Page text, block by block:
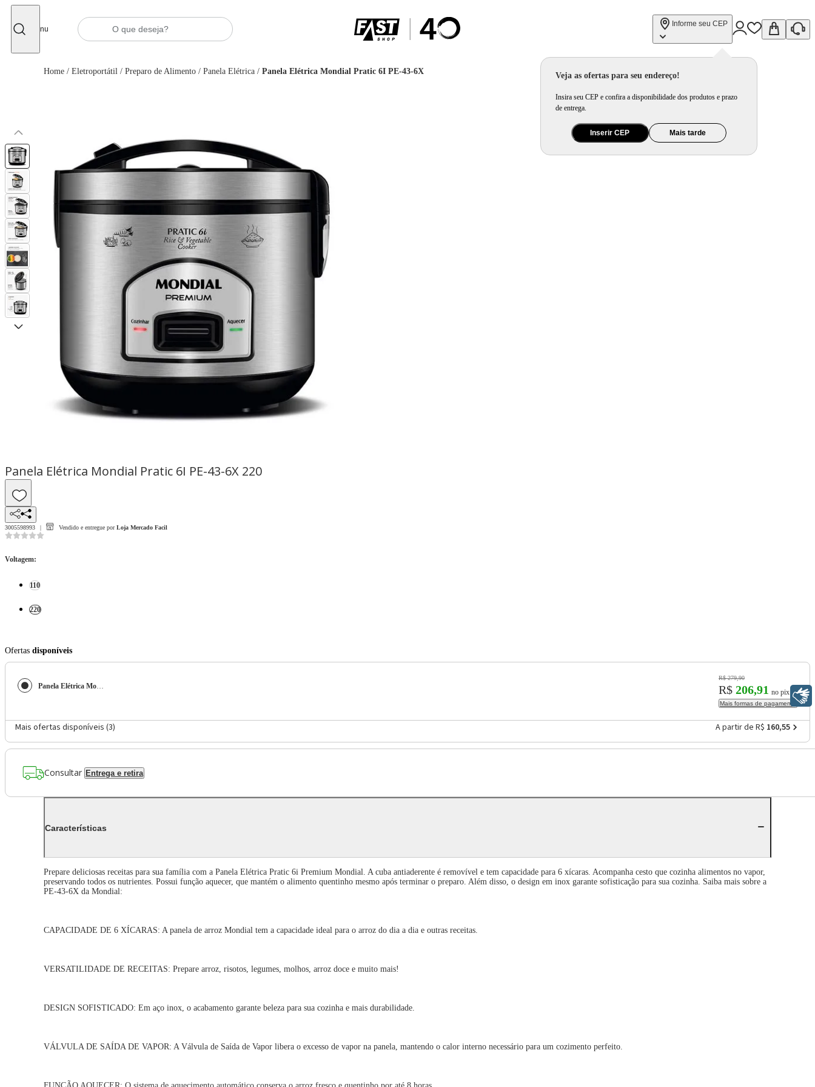
Menu
Informe seu CEP
Veja as ofertas para seu endereço!
Insira seu CEP e confira a disponibilidade dos produtos e prazo
de entrega.
Inserir CEP Mais tarde
Home / Eletroportátil / Preparo de Alimento / Panela Elétrica / Panela Elétrica Mondial Pratic 6I PE-43-6X
Panela Elétrica Mondial Pratic 6I PE-43-6X 220
3005598993 Vendido e entregue por Loja Mercado Facil
Voltagem:
110
220
Ofertas disponíveis
Panela Elétrica Mondial Pratic 6I PE-43-6X
R$ 279,90
R$ 206,91 no pix
Mais formas de pagamento
Mais ofertas disponíveis (3) A partir de R$ 160,55
Consultar Entrega e retira
Características
Prepare deliciosas receitas para sua família com a Panela Elétrica Pratic 6i Premium Mondial. A cuba antiaderente é removível e tem capacidade para 6 xícaras. Acompanha cesto que cozinha alimentos no vapor,
preservando todos os nutrientes. Possui função aquecer, que mantém o alimento quentinho mesmo após terminar o preparo. Além disso, o design em inox garante sofisticação para sua cozinha. Saiba mais sobre a
PE-43-6X da Mondial:
CAPACIDADE DE 6 XÍCARAS: A panela de arroz Mondial tem a capacidade ideal para o arroz do dia a dia e outras receitas.
VERSATILIDADE DE RECEITAS: Prepare arroz, risotos, legumes, molhos, arroz doce e muito mais!
DESIGN SOFISTICADO: Em aço inox, o acabamento garante beleza para sua cozinha e mais durabilidade.
VÁLVULA DE SAÍDA DE VAPOR: A Válvula de Saída de Vapor libera o excesso de vapor na panela, mantendo o calor interno necessário para um cozimento perfeito.
Libras